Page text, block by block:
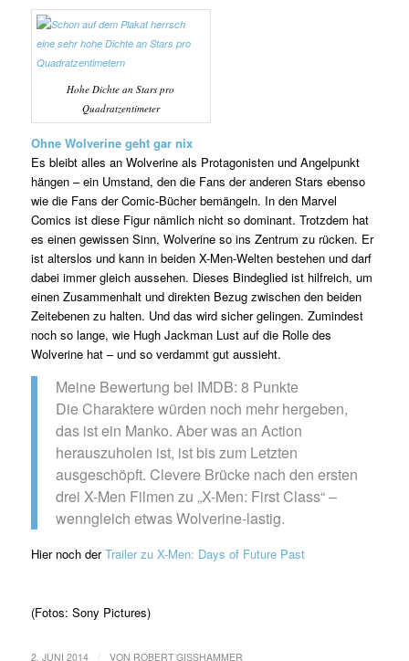
Hohe Dichte an Stars pro
Quadratzentimeter
Ohne Wolverine geht gar nix
Es bleibt alles an Wolverine als Protagonisten und Angelpunkt
hängen – ein Umstand, den die Fans der anderen Stars ebenso
wie die Fans der Comic-Bücher bemängeln. In den Marvel
Comics ist diese Figur nämlich nicht so dominant. Trotzdem hat
es einen gewissen Sinn, Wolverine so ins Zentrum zu rücken. Er
ist alterslos und kann in beiden X-Men-Welten bestehen und darf
dabei immer gleich aussehen. Dieses Bindeglied ist hilfreich, um
einen Zusammenhalt und direkten Bezug zwischen den beiden
Zeitebenen zu halten. Und das wird sicher gelingen. Zumindest
noch so lange, wie Hugh Jackman Lust auf die Rolle des
Wolverine hat – und so verdammt gut aussieht.
Meine Bewertung bei IMDB: 8 Punkte
Die Charaktere würden noch mehr hergeben,
das ist ein Manko. Aber was an Action
herauszuholen ist, ist bis zum Letzten
ausgeschöpft. Clevere Brücke nach den ersten
drei X-Men Filmen zu „X-Men: First Class“ –
wenngleich etwas Wolverine-lastig.
Hier noch derTrailer zu X-Men: Days of Future Past
(Fotos: Sony Pictures)
2. JUNI 2014 VON ROBERT GISSHAMMER